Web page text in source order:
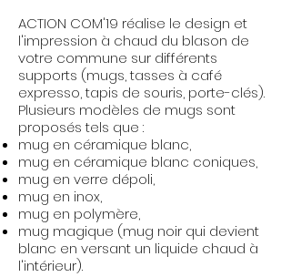
ACTION COM'19 réalise le design et
l'impression à chaud du blason de
votre commune sur différents
supports (mugs, tasses à café
expresso, tapis de souris, porte-clés).
Plusieurs modèles de mugs sont
proposés tels que :
mug en céramique blanc,
mug en céramique blanc coniques,
mug en verre dépoli,
mug en inox,
mug en polymère,
mug magique (mug noir qui devient
blanc en versant un liquide chaud à
l'intérieur).​